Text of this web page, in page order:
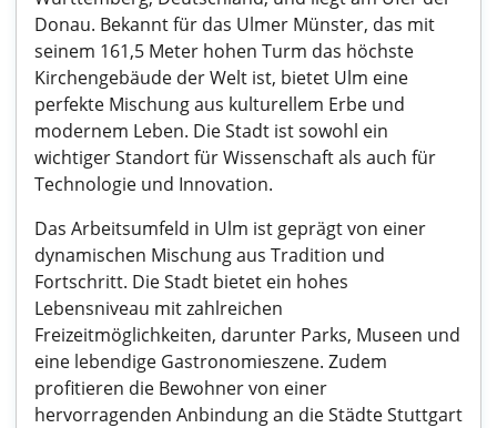
Donau. Bekannt für das Ulmer Münster, das mit
seinem 161,5 Meter hohen Turm das höchste
Kirchengebäude der Welt ist, bietet Ulm eine
perfekte Mischung aus kulturellem Erbe und
modernem Leben. Die Stadt ist sowohl ein
wichtiger Standort für Wissenschaft als auch für
Technologie und Innovation.
Das Arbeitsumfeld in Ulm ist geprägt von einer
dynamischen Mischung aus Tradition und
Fortschritt. Die Stadt bietet ein hohes
Lebensniveau mit zahlreichen
Freizeitmöglichkeiten, darunter Parks, Museen und
eine lebendige Gastronomieszene. Zudem
profitieren die Bewohner von einer
hervorragenden Anbindung an die Städte Stuttgart